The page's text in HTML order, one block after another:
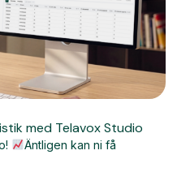
med Telavox Studio
Äntligen kan ni få